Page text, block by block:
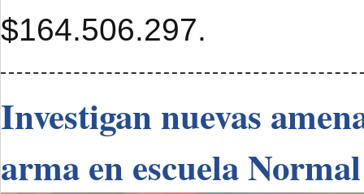
$164.506.297.
Investigan nuevas
arma en escuela Normal